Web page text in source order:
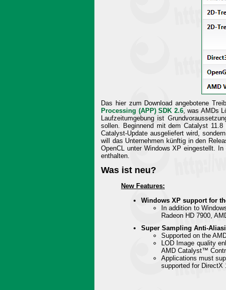
Das hier zum Download angebotene
Processing (APP) SDK 2.6, was AMDs
Laufzeitumgebung ist
sollen. Beginnend mit dem Catalyst
Catalyst-Update ausgeliefert wird,
will das Unternehmen künftig in den
OpenCL unter Windows XP eingestellt.
enthalten.
Was ist neu?
New Features:
Windows XP support for
In addition to
Radeon HD 7900,
Super Sampling Anti-
Supported on the
LOD Image quality
AMD Catalyst™
Applications must
supported for DirectX